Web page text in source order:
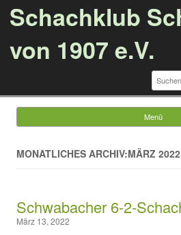
Schachklub
von 1907 e.V.
nach:
Menü
MONATLICHES ARCHIV:MÄRZ 2022
Schwabacher 6-2-
März 13, 2022